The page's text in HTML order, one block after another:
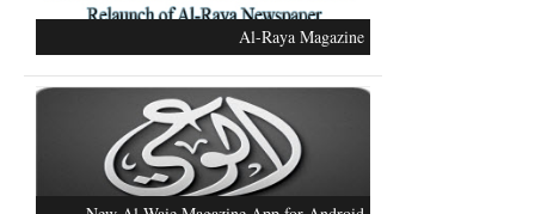
Al-Raya Magazine
کشمیر کا کوئی حل نہیں